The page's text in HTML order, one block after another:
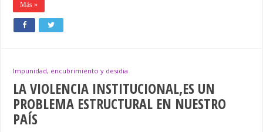
Más »
Impunidad, encubrimiento y desidia
LA VIOLENCIA INSTITUCIONAL,ES UN
PROBLEMA ESTRUCTURAL EN NUESTRO
PAÍS